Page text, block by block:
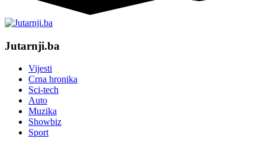
Jutarnji.ba
Vijesti
Crna hronika
Sci-tech
Auto
Muzika
Showbiz
Sport